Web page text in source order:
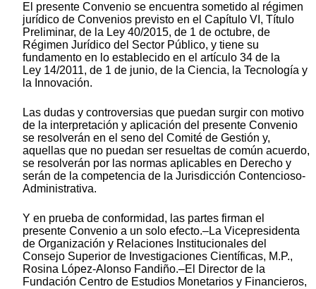
El presente Convenio se encuentra sometido al régimen
jurídico de Convenios previsto en el Capítulo VI, Título
Preliminar, de la Ley 40/2015, de 1 de octubre, de
Régimen Jurídico del Sector Público, y tiene su
fundamento en lo establecido en el artículo 34 de la
Ley 14/2011, de 1 de junio, de la Ciencia, la Tecnología y
la Innovación.
Las dudas y controversias que puedan surgir con motivo
de la interpretación y aplicación del presente Convenio
se resolverán en el seno del Comité de Gestión y,
aquellas que no puedan ser resueltas de común acuerdo,
se resolverán por las normas aplicables en Derecho y
serán de la competencia de la Jurisdicción Contencioso-
Administrativa.
Y en prueba de conformidad, las partes firman el
presente Convenio a un solo efecto.–La Vicepresidenta
de Organización y Relaciones Institucionales del
Consejo Superior de Investigaciones Científicas, M.P.,
Rosina López-Alonso Fandiño.–El Director de la
Fundación Centro de Estudios Monetarios y Financieros,